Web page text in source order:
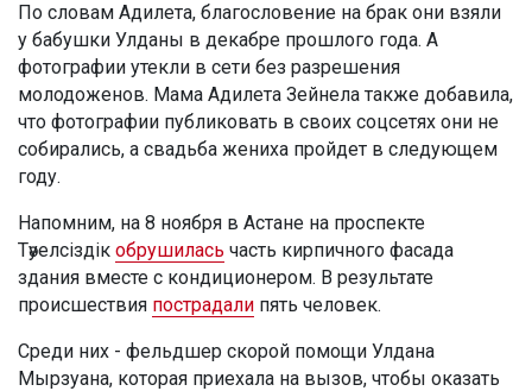
По словам Адилета, благословение на брак они взяли
у бабушки Улданы в декабре прошлого года. А
фотографии утекли в сети без разрешения
молодоженов. Мама Адилета Зейнела также добавила,
что фотографии публиковать в своих соцсетях они не
собирались, а свадьба жениха пройдет в следующем
году.
Напомним, на 8 ноября в Астане на проспекте
Тәуелсіздік обрушилась часть кирпичного фасада
здания вместе с кондиционером. В результате
происшествия пострадали пять человек.
Среди них - фельдшер скорой помощи Улдана
Мырзуана, которая приехала на вызов, чтобы оказать